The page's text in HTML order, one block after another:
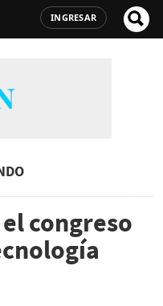
INGRESAR
congreso